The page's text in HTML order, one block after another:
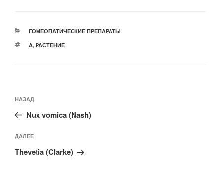
РУБРИКИ
ГОМЕОПАТИЧЕСКИЕ ПРЕПАРАТЫ
МЕТКИ
A, РАСТЕНИЕ
по
записям
Предыдущая
запись:
НАЗАД
Nux vomica (Nash)
Следующая
запись
ДАЛЕЕ
Thevetia (Clarke)